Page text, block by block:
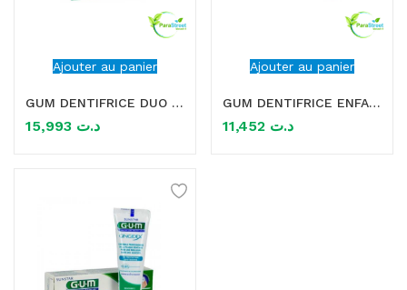
Ajouter au panier
GUM DENTIFRICE DUO JUNIOR 6+ 2*50ML
د.ت
Ajouter au panier
GUM DENTIFRICE ENFANT JUNIOR 6 ANS+ 50ML
د.ت